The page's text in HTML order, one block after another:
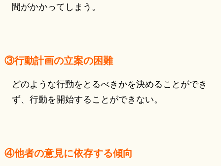
間がかかってしまう。
③行動計画の立案の困難
どのような行動をとるべきかを決めることができ
ず、行動を開始することができない。
④他者の意見に依存する傾向